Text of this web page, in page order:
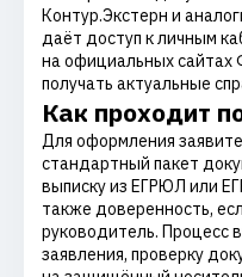
Контур.Экстерн и
даёт доступ к личным
на официальных сайтах
получать актуальные
Как проходит
Для оформления
стандартный пакет
выписку из ЕГРЮЛ или
также доверенность,
руководитель. Процесс
заявления, проверку